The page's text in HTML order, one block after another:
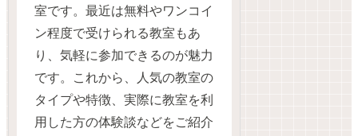
室です。最近は無料やワンコイ
ン程度で受けられる教室もあ
り、気軽に参加できるのが魅力
です。これから、人気の教室の
タイプや特徴、実際に教室を利
用した方の体験談などをご紹介